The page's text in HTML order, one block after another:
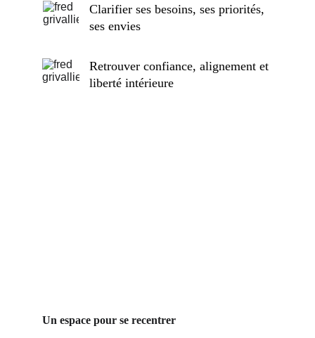
Retrouver confiance, alignement et
liberté intérieure
Clarifier ses besoins, ses priorités,
ses envies
Un espace pour se recentrer